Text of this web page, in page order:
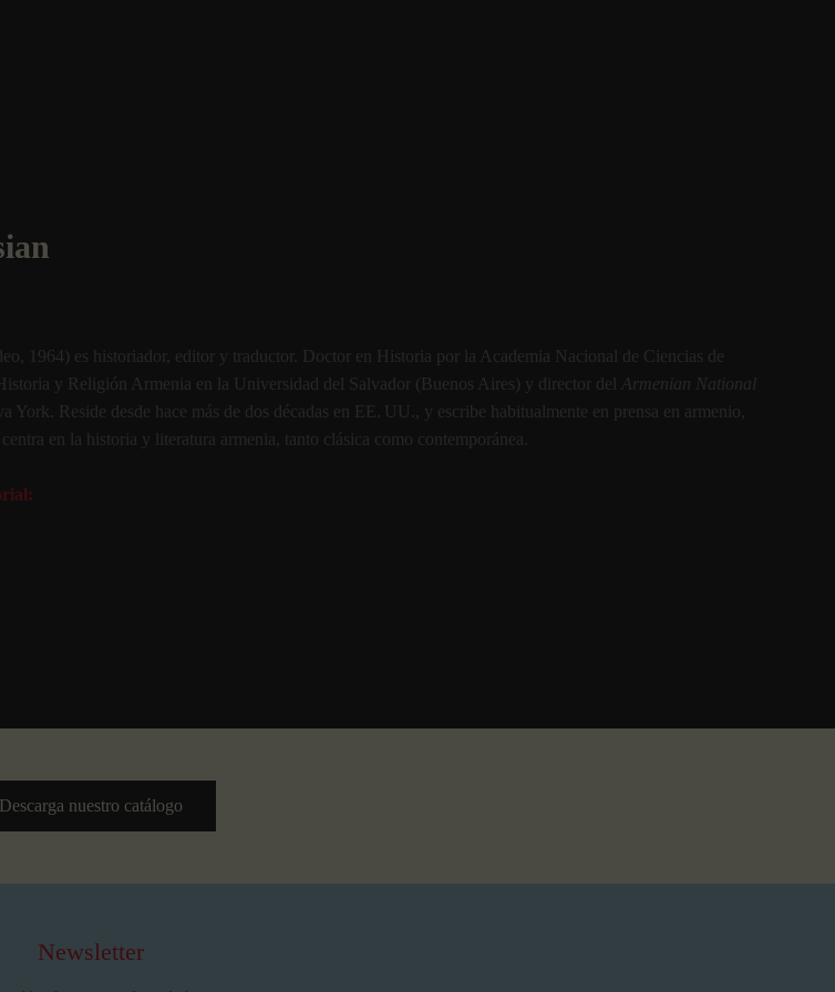
1964) es historiador, editor y traductor. Doctor en Historia por la Academia Nacional de Ciencias de
y Religión Armenia en la Universidad del Salvador (Buenos Aires) y director del
Armenian National
York. Reside desde hace más de dos décadas en EE. UU., y escribe habitualmente en prensa en armenio,
en la historia y literatura armenia, tanto clásica como contemporánea.
Descarga nuestro catálogo
Newsletter